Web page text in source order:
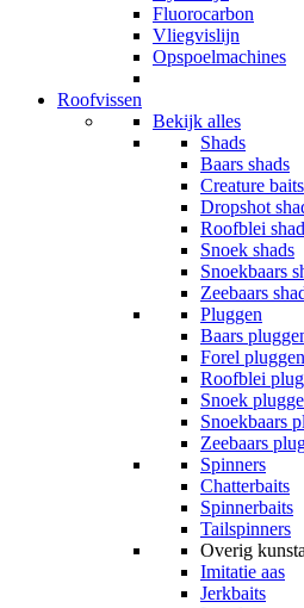
Fluorocarbon
Vliegvislijn
Opspoelmachines
Roofvissen
Bekijk alles
Shads
Baars shads
Creature baits
Dropshot
Roofblei
Snoek shads
Snoekbaars
Zeebaars
Pluggen
Baars
Forel pluggen
Roofblei
Snoek
Snoekbaars
Zeebaars
Spinners
Chatterbaits
Spinnerbaits
Tailspinners
Overig
Imitatie aas
Jerkbaits